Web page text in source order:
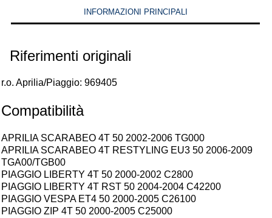
INFORMAZIONI PRINCIPALI
Riferimenti originali
r.o. Aprilia/Piaggio: 969405
Compatibilità
APRILIA SCARABEO 4T 50 2002-2006 TG000
APRILIA SCARABEO 4T RESTYLING EU3 50 2006-2009
TGA00/TGB00
PIAGGIO LIBERTY 4T 50 2000-2002 C2800
PIAGGIO LIBERTY 4T RST 50 2004-2004 C42200
PIAGGIO VESPA ET4 50 2000-2005 C26100
PIAGGIO ZIP 4T 50 2000-2005 C25000